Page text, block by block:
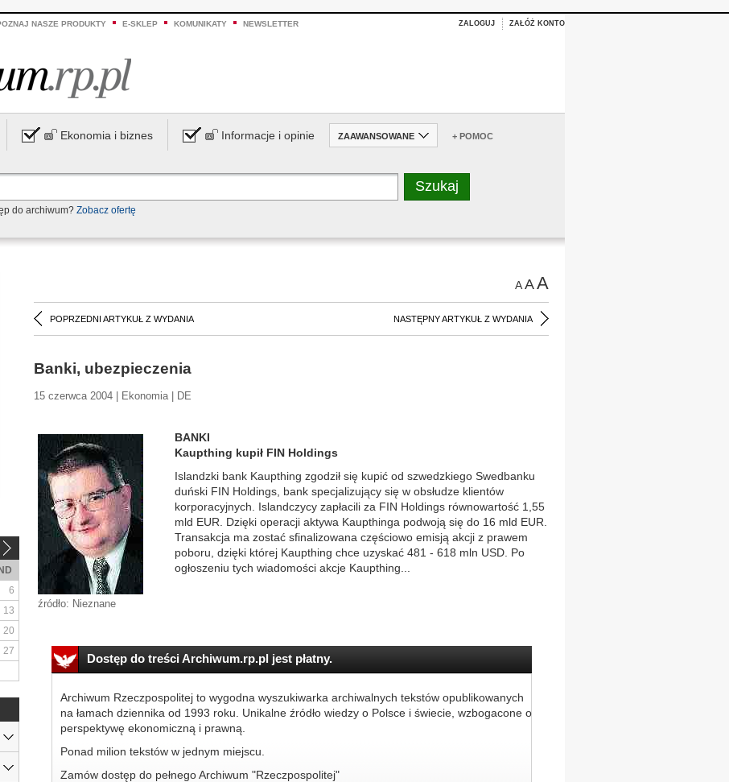
NASZE PRODUKTY E-SKLEP KOMUNIKATY NEWSLETTER ZALOGUJ ZAŁÓŻ KONTO
Ekonomia i biznes Informacje i opinie ZAAWANSOWANE + POMOC
do archiwum? Zobacz ofertę
AAA
POPRZEDNI ARTYKUŁ Z WYDANIA NASTĘPNY ARTYKUŁ Z WYDANIA
Banki, ubezpieczenia
15 czerwca 2004 | Ekonomia | DE
źródło: Nieznane
BANKI
Kaupthing kupił FIN Holdings
Islandzki bank Kaupthing zgodził się kupić od szwedzkiego Swedbanku
duński FIN Holdings, bank specjalizujący się w obsłudze klientów
korporacyjnych. Islandczycy zapłacili za FIN Holdings równowartość 1,55
mld EUR. Dzięki operacji aktywa Kaupthinga podwoją się do 16 mld EUR.
Transakcja ma zostać sfinalizowana częściowo emisją akcji z prawem
poboru, dzięki której Kaupthing chce uzyskać 481 - 618 mln USD. Po
ogłoszeniu tych wiadomości akcje Kaupthing...
Dostęp do treści Archiwum.rp.pl jest płatny.
Archiwum Rzeczpospolitej to wygodna wyszukiwarka archiwalnych tekstów opublikowanych
na łamach dziennika od 1993 roku. Unikalne źródło wiedzy o Polsce i świecie, wzbogacone o
perspektywę ekonomiczną i prawną.
Ponad milion tekstów w jednym miejscu.
Zamów dostęp do pełnego Archiwum "Rzeczpospolitej"
6
13
20
27